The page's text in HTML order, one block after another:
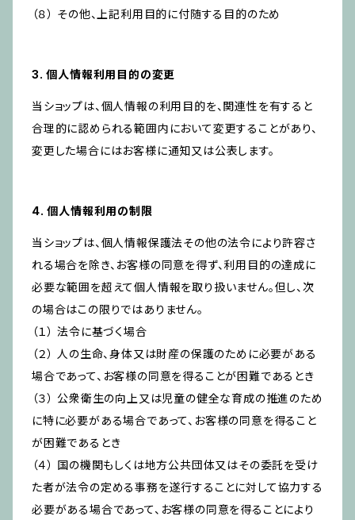
（８） その他、上記利用目的に付随する目的のため
3. 個人情報利用目的の変更
当ショップは、個人情報の利用目的を、関連性を有すると
合理的に認められる範囲内において変更することがあり、
変更した場合にはお客様に通知又は公表します。
4. 個人情報利用の制限
当ショップは、個人情報保護法その他の法令により許容さ
れる場合を除き、お客様の同意を得ず、利用目的の達成に
必要な範囲を超えて個人情報を取り扱いません。但し、次
の場合はこの限りではありません。
（１） 法令に基づく場合
（２） 人の生命、身体又は財産の保護のために必要がある
場合であって、お客様の同意を得ることが困難であるとき
（３） 公衆衛生の向上又は児童の健全な育成の推進のため
に特に必要がある場合であって、お客様の同意を得ること
が困難であるとき
（４） 国の機関もしくは地方公共団体又はその委託を受け
た者が法令の定める事務を遂行することに対して協力する
必要がある場合であって、お客様の同意を得ることにより